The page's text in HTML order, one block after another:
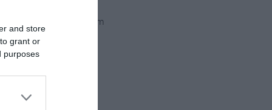
and store
grant or
purposes
Instagram